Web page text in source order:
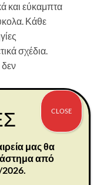
και εύκαμπτα
Κάθε
σχέδια.
εκ.
μας θα
από
CLOSE